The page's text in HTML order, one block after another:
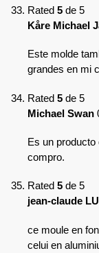
Rated 5 de 5
Kåre Michael
Este molde
grandes en mi
Rated 5 de 5
Michael Swan
Es un
compro.
Rated 5 de 5
jean-claude
ce moule en
celui en